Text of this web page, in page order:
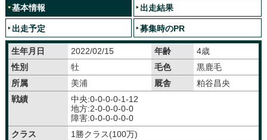
基本情報
出走結果
出走予定 募集時のPR
生年月日 2022/02/15 年齢
4歳
性別
牡 毛色
黒鹿毛
所属
美浦 厩舎
粕谷昌央
戦績
中央:0-0-0-0-1-12
地方:2-0-0-0-0-0
障害:0-0-0-0-0-0
クラス
1勝クラス(100万)